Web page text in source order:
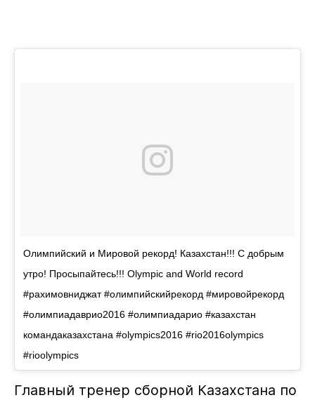
Олимпийский и Мировой рекорд! Казахстан!!! С добрым
утро! Просыпайтесь!!! Olympic and World record
#рахимовниджат #олимпийскийрекорд #мировойрекорд
#олимпиадаврио2016 #олимпиадарио #казахстан
командаказахстана #olympics2016 #rio2016olympics
#rioolympics
Главный тренер сборной Казахстана по